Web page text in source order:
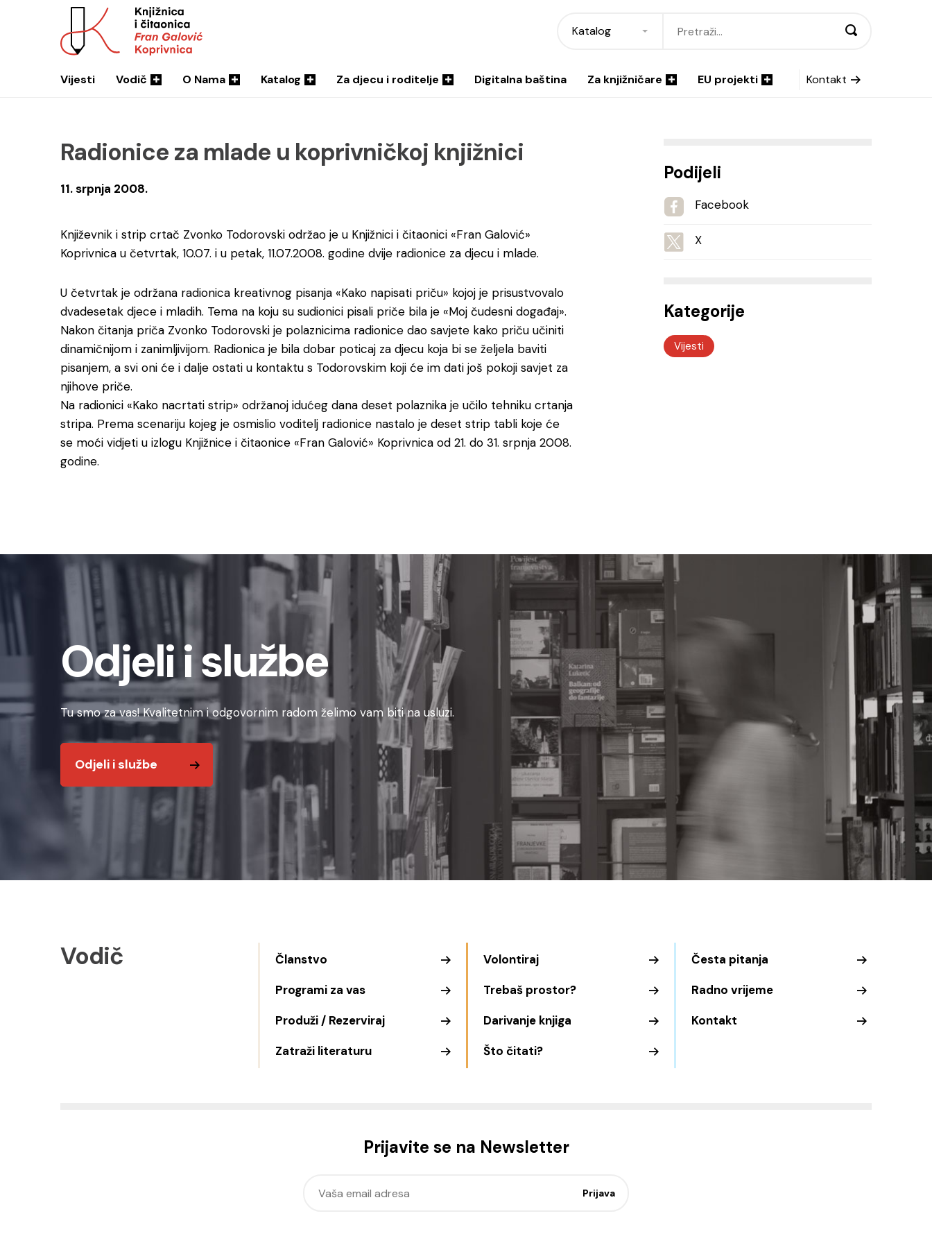
Katalog
Vijesti Vodič O Nama Katalog Za djecu i roditelje Digitalna baština Za knjižničare EU projekti Kontakt
Radionice za mlade u koprivničkoj knjižnici
11. srpnja 2008.
Književnik i strip crtač Zvonko Todorovski održao je u Knjižnici i čitaonici «Fran Galović»
Koprivnica u četvrtak, 10.07. i u petak, 11.07.2008. godine dvije radionice za djecu i mlade.
U četvrtak je održana radionica kreativnog pisanja «Kako napisati priču» kojoj je prisustvovalo
dvadesetak djece i mladih. Tema na koju su sudionici pisali priče bila je «Moj čudesni događaj».
Nakon čitanja priča Zvonko Todorovski je polaznicima radionice dao savjete kako priču učiniti
dinamičnijom i zanimljivijom. Radionica je bila dobar poticaj za djecu koja bi se željela baviti
pisanjem, a svi oni će i dalje ostati u kontaktu s Todorovskim koji će im dati još pokoji savjet za
njihove priče.
Na radionici «Kako nacrtati strip» održanoj idućeg dana deset polaznika je učilo tehniku crtanja
stripa. Prema scenariju kojeg je osmislio voditelj radionice nastalo je deset strip tabli koje će
se moći vidjeti u izlogu Knjižnice i čitaonice «Fran Galović» Koprivnica od 21. do 31. srpnja 2008.
godine.
Podijeli
Facebook
X
Kategorije
Vijesti
Odjeli i službe
Tu smo za vas! Kvalitetnim i odgovornim radom želimo vam biti na usluzi.
Odjeli i službe
Vodič
Članstvo
Programi za vas
Produži / Rezerviraj
Zatraži literaturu
Volontiraj
Trebaš prostor?
Darivanje knjiga
Što čitati?
Česta pitanja
Radno vrijeme
Kontakt
Prijavite se na Newsletter